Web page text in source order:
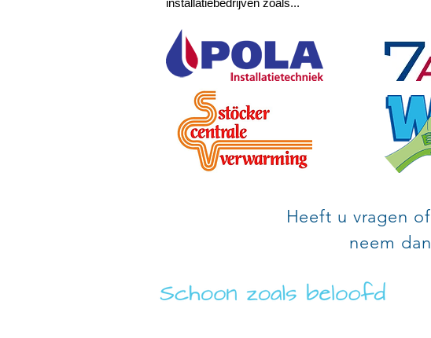
installatiebedrijven zoals...
Heeft u vragen
neem